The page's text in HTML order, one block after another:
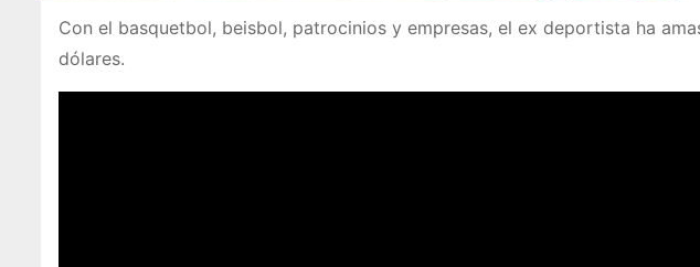
Con el basquetbol, beisbol, patrocinios y empresas, el ex deportista ha
dólares.